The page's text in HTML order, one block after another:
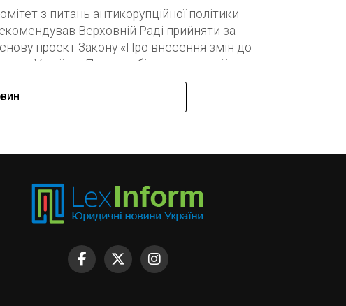
з питань антикорупційної політики
Верховній Раді прийняти за
проект Закону «Про внесення змін до
України «Про запобігання корупції» щодо
деяких антикорупційних...